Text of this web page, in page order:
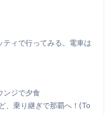
ティで行ってみる。電車は
ンジで夕食
、乗り継ぎで那覇へ！(To